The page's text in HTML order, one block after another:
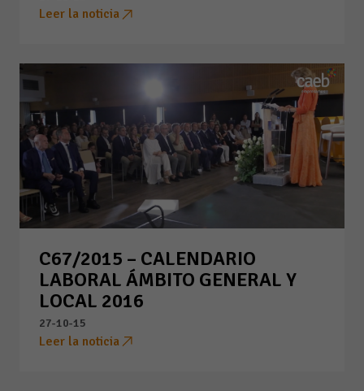
Leer la noticia
C67/2015 – CALENDARIO
LABORAL ÁMBITO GENERAL Y
LOCAL 2016
27-10-15
Leer la noticia